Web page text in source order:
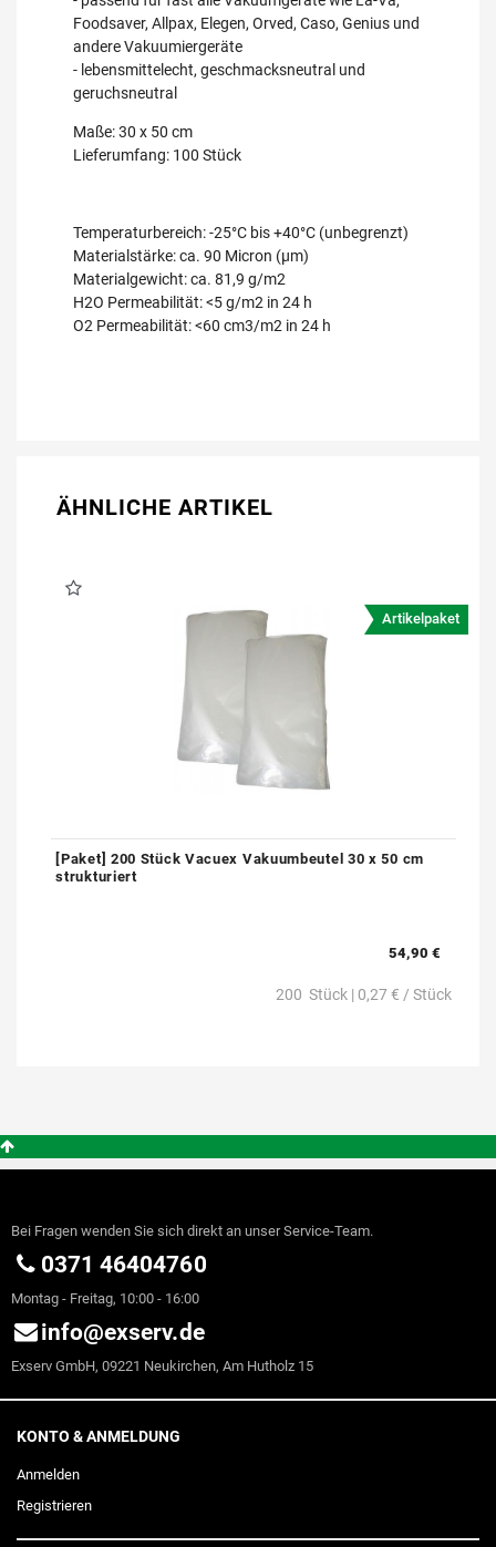
Foodsaver, Allpax, Elegen, Orved, Caso, Genius und
andere Vakuumiergeräte
- lebensmittelecht, geschmacksneutral und
geruchsneutral
Maße: 30 x 50 cm
Lieferumfang: 100 Stück
Temperaturbereich: -25°C bis +40°C (unbegrenzt)
Materialstärke: ca. 90 Micron (µm)
Materialgewicht: ca. 81,9 g/m2
H2O Permeabilität: <5 g/m2 in 24 h
O2 Permeabilität: <60 cm3/m2 in 24 h
ÄHNLICHE ARTIKEL
Artikelpaket
[Paket] 200 Stück Vacuex Vakuumbeutel 30 x 50 cm
strukturiert
54,90 €
200 Stück | 0,27 € / Stück
Bei Fragen wenden Sie sich direkt an unser Service-Team.
0371 46404760
Montag - Freitag, 10:00 - 16:00
info@exserv.de
Exserv GmbH, 09221 Neukirchen, Am Hutholz 15
KONTO & ANMELDUNG
Anmelden
Registrieren